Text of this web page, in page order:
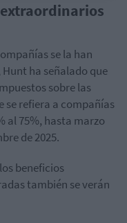
se la han
ha señalado que
sobre las
se refiera a compañías
al 75%, hasta marzo
de 2025.
beneficios
también se verán